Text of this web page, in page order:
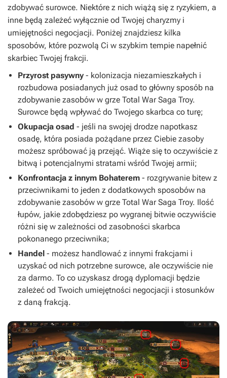
zdobywać surowce. Niektóre z nich wiążą się z ryzykiem, a
inne będą zależeć wyłącznie od Twojej charyzmy i
umiejętności negocjacji. Poniżej znajdziesz kilka
sposobów, które pozwolą Ci w szybkim tempie napełnić
skarbiec Twojej frakcji.
Przyrost pasywny - kolonizacja niezamieszkałych i
rozbudowa posiadanych już osad to główny sposób na
zdobywanie zasobów w grze Total War Saga Troy.
Surowce będą wpływać do Twojego skarbca co turę;
Okupacja osad - jeśli na swojej drodze napotkasz
osadę, która posiada pożądane przez Ciebie zasoby
możesz spróbować ją przejąć. Wiąże się to oczywiście z
bitwą i potencjalnymi stratami wśród Twojej armii;
Konfrontacja z innym Bohaterem - rozgrywanie bitew z
przeciwnikami to jeden z dodatkowych sposobów na
zdobywanie zasobów w grze Total War Saga Troy. Ilość
łupów, jakie zdobędziesz po wygranej bitwie oczywiście
różni się w zależności od zasobności skarbca
pokonanego przeciwnika;
Handel - możesz handlować z innymi frakcjami i
uzyskać od nich potrzebne surowce, ale oczywiście nie
za darmo. To co uzyskasz drogą dyplomacji będzie
zależeć od Twoich umiejętności negocjacji i stosunków
z daną frakcją.